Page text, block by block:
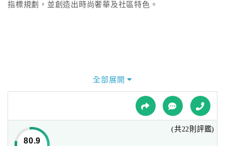
特
球
指標規劃，並創造出時尚奢華及社區特色。
全部展開
80.9
(共22則評鑑)